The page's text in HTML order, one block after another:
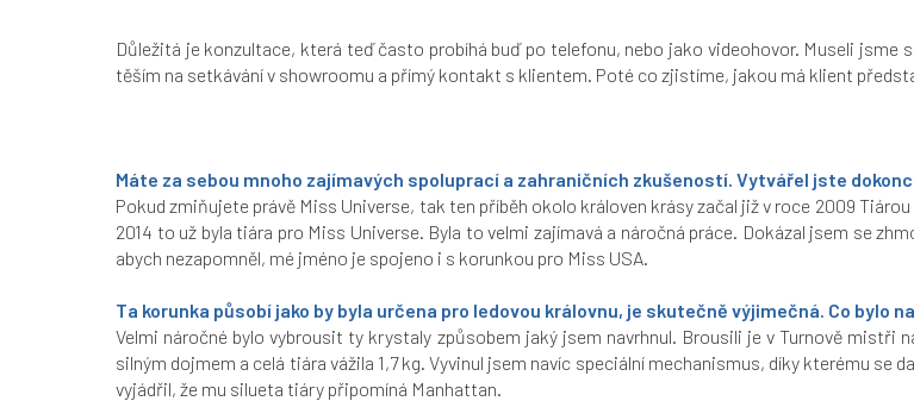
Důležitá je konzultace, která teď často probíhá buď po telefonu, nebo jako videohovor. Museli
těším na setkávání v showroomu a přímý kontakt s klientem. Poté co zjistíme, jakou má klient
Máte za sebou mnoho zajímavých spoluprací a zahraničních zkušeností. Vytvářel jste
Pokud zmiňujete právě Miss Universe, tak ten příběh okolo královen krásy začal již v roce 2009
2014 to už byla tiára pro Miss Universe. Byla to velmi zajímavá a náročná práce. Dokázal jsem se
abych nezapomněl, mé jméno je spojeno i s korunkou pro Miss USA.
Ta korunka působí jako by byla určena pro ledovou královnu, je skutečně výjimečná. Co bylo
Velmi náročné bylo vybrousit ty krystaly způsobem jaký jsem navrhnul. Brousili je v Turnově mistři
silným dojmem a celá tiára vážila 1,7 kg. Vyvinul jsem navíc speciální mechanismus, díky kterému se
vyjádřil, že mu silueta tiáry připomíná Manhattan.